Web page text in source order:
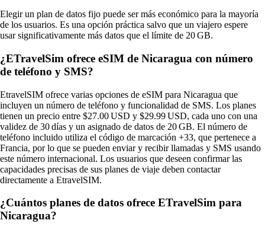
Elegir un plan de datos fijo puede ser más económico para la mayoría
de los usuarios. Es una opción práctica salvo que un viajero espere
usar significativamente más datos que el límite de 20 GB.
¿ETravelSim ofrece eSIM de Nicaragua con número
de teléfono y SMS?
EtravelSIM ofrece varias opciones de eSIM para Nicaragua que
incluyen un número de teléfono y funcionalidad de SMS. Los planes
tienen un precio entre $27.00 USD y $29.99 USD, cada uno con una
validez de 30 días y un asignado de datos de 20 GB. El número de
teléfono incluido utiliza el código de marcación +33, que pertenece a
Francia, por lo que se pueden enviar y recibir llamadas y SMS usando
este número internacional. Los usuarios que deseen confirmar las
capacidades precisas de sus planes de viaje deben contactar
directamente a EtravelSIM.
¿Cuántos planes de datos ofrece ETravelSim para
Nicaragua?